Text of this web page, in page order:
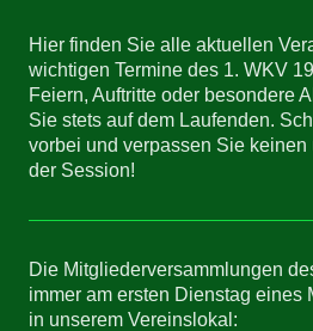
Hier finden Sie alle aktuellen
wichtigen Termine des 1. WKV
Feiern, Auftritte oder besondere
Sie stets auf dem Laufenden.
vorbei und verpassen Sie
der Session!
Die Mitgliederversammlungen
immer am ersten Dienstag eines
in unserem Vereinslokal: